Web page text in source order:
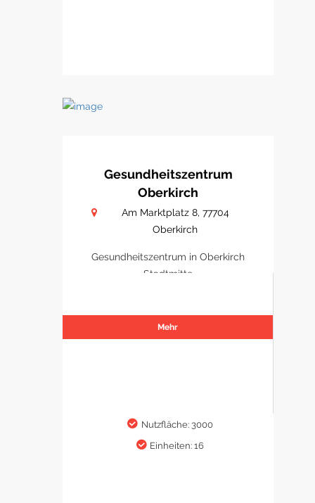
Gesundheitszentrum
Oberkirch
Am Marktplatz 8, 77704
Oberkirch
Gesundheitszentrum in Oberkirch
Stadtmitte
Mehr
Nutzfläche: 3000
Einheiten: 16